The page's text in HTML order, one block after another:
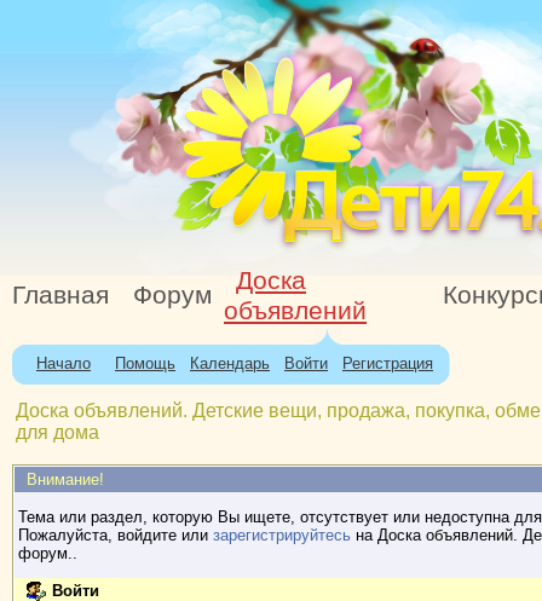
Главная Форум
Доска
объявлений
Начало Помощь Календарь Войти Регистрация
Доска объявлений. Детские вещи, продажа, покупка,
для дома
Внимание!
Тема или раздел, которую Вы ищете, отсутствует или недоступна
Пожалуйста, войдите или зарегистрируйтесьна Доска объявлений.
форум..
Войти